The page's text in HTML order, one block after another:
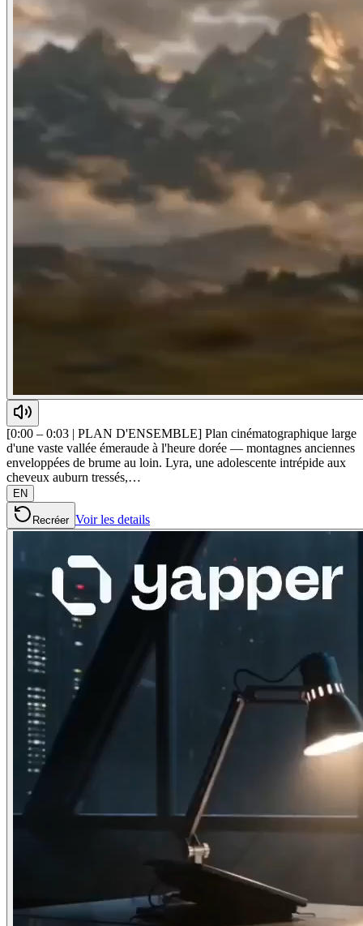
[0:00 – 0:03 | PLAN D'ENSEMBLE] Plan cinématographique large
d'une vaste vallée émeraude à l'heure dorée — montagnes anciennes
enveloppées de brume au loin. Lyra, une adolescente intrépide aux
cheveux auburn tressés,…
EN
Recréer Voir les details